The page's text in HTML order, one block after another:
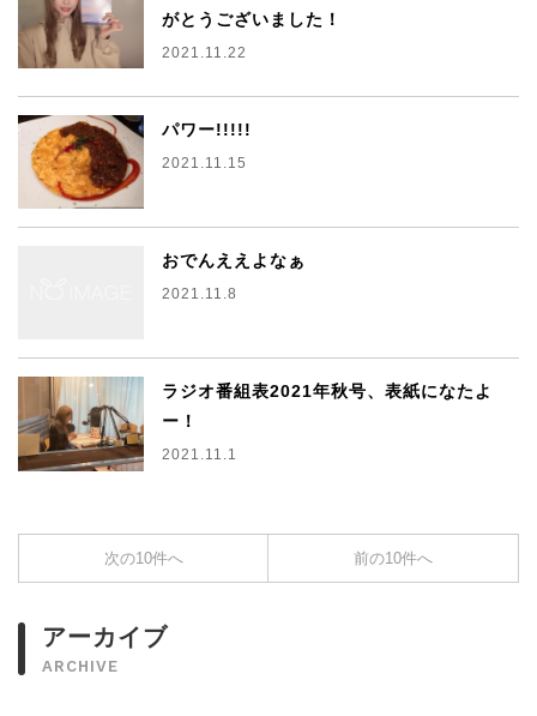
がとうございました！
2021.11.22
パワー!!!!!
2021.11.15
おでんええよなぁ
2021.11.8
ラジオ番組表2021年秋号、表紙になたよ
ー！
2021.11.1
次の10件へ 前の10件へ
アーカイブ
ARCHIVE